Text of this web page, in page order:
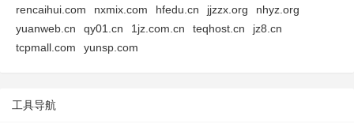
rencaihui.com
nxmix.com hfedu.cn jjzzx.org
nhyz.org
yuanweb.cn
qy01.cn 1jz.com.cn teqhost.cn
jz8.cn
tcpmall.com
yunsp.com
工具导航